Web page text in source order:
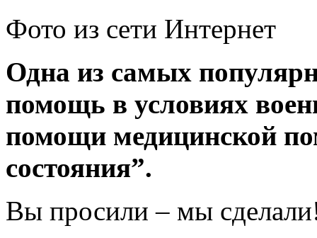
Фото из сети Интернет
Одна из самых
помощь в условиях
помощи медицинской
состояния”.
Вы просили – мы